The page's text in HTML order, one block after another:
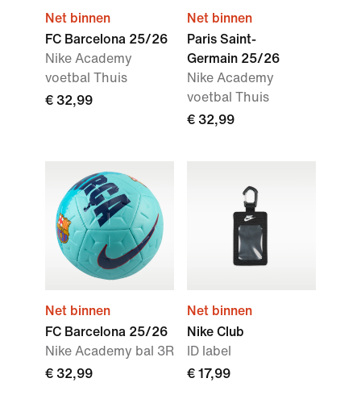
Net binnen
FC Barcelona 25/26
Nike Academy
voetbal Thuis
€ 32,99
Net binnen
Paris Saint-
Germain 25/26
Nike Academy
voetbal Thuis
€ 32,99
Net binnen
FC Barcelona 25/26
Nike Academy bal 3R
€ 32,99
Net binnen
Nike Club
ID label
€ 17,99